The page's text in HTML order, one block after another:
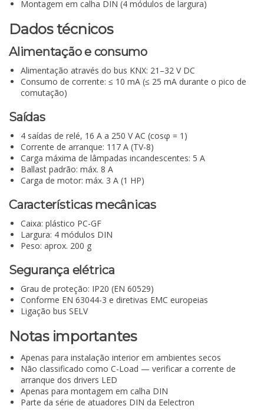
Montagem em calha DIN (4 módulos de largura)
Dados técnicos
Alimentação e consumo
Alimentação através do bus KNX: 21–32 V DC
Consumo de corrente: ≤ 10 mA (≤ 25 mA durante o pico de
comutação)
Saídas
4 saídas de relé, 16 A a 250 V AC (cosφ = 1)
Corrente de arranque: 117 A (TV-8)
Carga máxima de lâmpadas incandescentes: 5 A
Ballast padrão: máx. 8 A
Carga de motor: máx. 3 A (1 HP)
Características mecânicas
Caixa: plástico PC-GF
Largura: 4 módulos DIN
Peso: aprox. 200 g
Segurança elétrica
Grau de proteção: IP20 (EN 60529)
Conforme EN 63044-3 e diretivas EMC europeias
Ligação bus SELV
Notas importantes
Apenas para instalação interior em ambientes secos
Não classificado como C-Load — verificar a corrente de
arranque dos drivers LED
Apenas para montagem em calha DIN
Parte da série de atuadores DIN da Eelectron